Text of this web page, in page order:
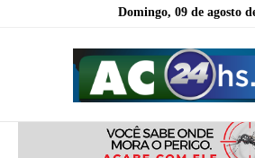
Domingo, 09 de agosto